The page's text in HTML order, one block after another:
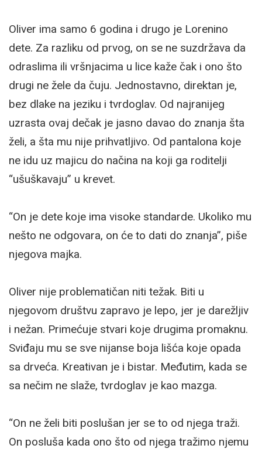
Oliver ima samo 6 godina i drugo je Lorenino
dete. Za razliku od prvog, on se ne suzdržava da
odraslima ili vršnjacima u lice kaže čak i ono što
drugi ne žele da čuju. Jednostavno, direktan je,
bez dlake na jeziku i tvrdoglav. Od najranijeg
uzrasta ovaj dečak je jasno davao do znanja šta
želi, a šta mu nije prihvatljivo. Od pantalona koje
ne idu uz majicu do načina na koji ga roditelji
“ušuškavaju” u krevet.
“On je dete koje ima visoke standarde. Ukoliko mu
nešto ne odgovara, on će to dati do znanja”, piše
njegova majka.
Oliver nije problematičan niti težak. Biti u
njegovom društvu zapravo je lepo, jer je darežljiv
i nežan. Primećuje stvari koje drugima promaknu.
Sviđaju mu se sve nijanse boja lišća koje opada
sa drveća. Kreativan je i bistar. Međutim, kada se
sa nečim ne slaže, tvrdoglav je kao mazga.
“On ne želi biti poslušan jer se to od njega traži.
On posluša kada ono što od njega tražimo njemu